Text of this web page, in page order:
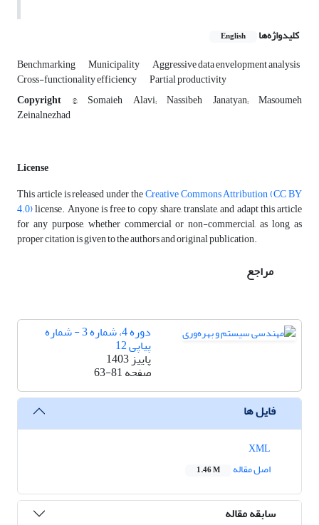
کلیدواژه‌ها English
Benchmarking Municipality Aggressive data envelopment analysis
Cross-functionality efficiency
Partial productivity
Copyright ©, Somaieh Alavi; Nassibeh Janatyan; Masoumeh
Zeinalnezhad
License
This article is released under theCreative Commons Attribution (CC BY
4.0)license. Anyone is free to copy, share, translate, and adapt this article
for any purpose, whether commercial or non-commercial, as long as
proper citation is given to the authors and original publication.
مراجع
دوره 4، شماره 3 - شماره
پیاپی 12
پاییز 1403
صفحه63-81
فایل ها
اصل مقاله
1.46 M
سابقه مقاله